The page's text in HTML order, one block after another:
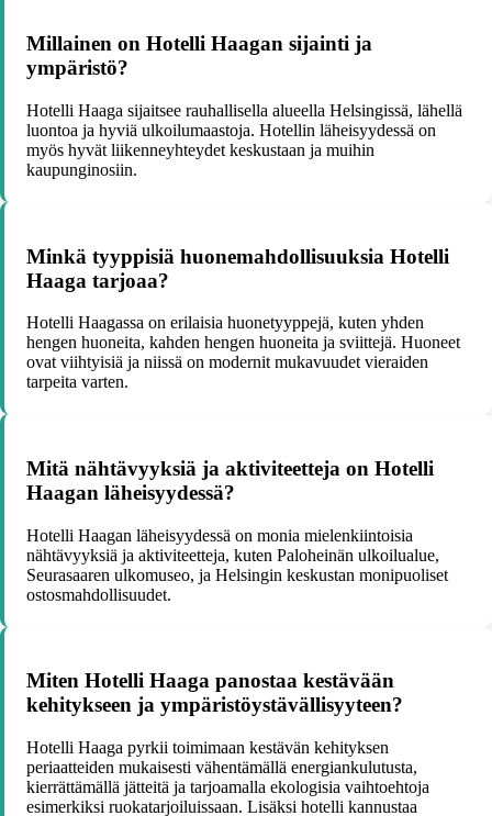
Millainen on Hotelli Haagan sijainti ja
ympäristö?
Hotelli Haaga sijaitsee rauhallisella alueella Helsingissä, lähellä
luontoa ja hyviä ulkoilumaastoja. Hotellin läheisyydessä on
myös hyvät liikenneyhteydet keskustaan ja muihin
kaupunginosiin.
Minkä tyyppisiä huonemahdollisuuksia Hotelli
Haaga tarjoaa?
Hotelli Haagassa on erilaisia huonetyyppejä, kuten yhden
hengen huoneita, kahden hengen huoneita ja sviittejä. Huoneet
ovat viihtyisiä ja niissä on modernit mukavuudet vieraiden
tarpeita varten.
Mitä nähtävyyksiä ja aktiviteetteja on Hotelli
Haagan läheisyydessä?
Hotelli Haagan läheisyydessä on monia mielenkiintoisia
nähtävyyksiä ja aktiviteetteja, kuten Paloheinän ulkoilualue,
Seurasaaren ulkomuseo, ja Helsingin keskustan monipuoliset
ostosmahdollisuudet.
Miten Hotelli Haaga panostaa kestävään
kehitykseen ja ympäristöystävällisyyteen?
Hotelli Haaga pyrkii toimimaan kestävän kehityksen
periaatteiden mukaisesti vähentämällä energiankulutusta,
kierrättämällä jätteitä ja tarjoamalla ekologisia vaihtoehtoja
esimerkiksi ruokatarjoiluissaan. Lisäksi hotelli kannustaa